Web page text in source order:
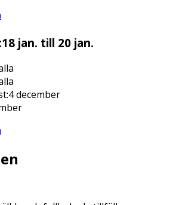
18 jan. till 20 jan.
:4 december